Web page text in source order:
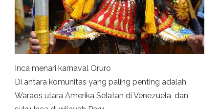
Inca menari karnaval Oruro
Di antara komunitas yang paling penting adalah
Waraos utara Amerika Selatan di Venezuela, dan